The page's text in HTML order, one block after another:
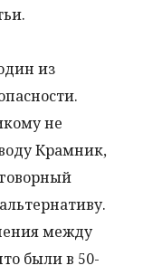
из
не
Крамник,
между
были в 50-